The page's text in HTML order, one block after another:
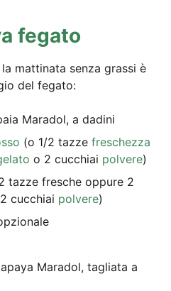
fegato
mat­ti­na­ta sen­za gras­si è
del fegato:
Mara­dol, a dadini
(o 1/2 taz­ze fre­schez­za
o 2 cuc­chi­ai pol­vere)
taz­ze fre­sche oppu­re 2
cuc­chi­ai pol­vere)
Mara­dol, taglia­ta a